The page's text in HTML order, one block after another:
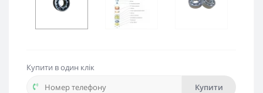
Купити в один клік
Купити